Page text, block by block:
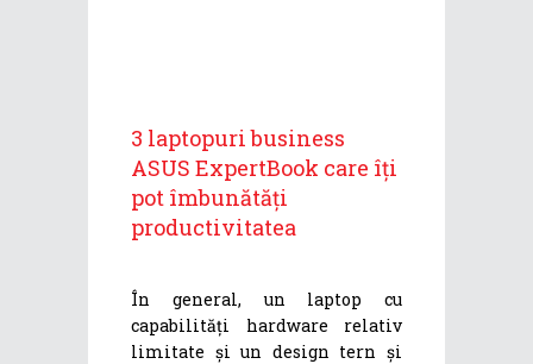
3 laptopuri business
ASUS ExpertBook care îți
pot îmbunătăți
productivitatea
În general, un laptop cu
capabilități hardware relativ
limitate și un design tern și